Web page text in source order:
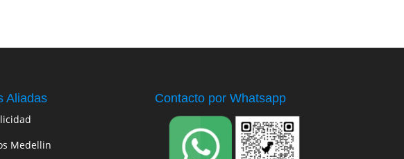
Aliadas
Medellin
Contacto por Whatsapp